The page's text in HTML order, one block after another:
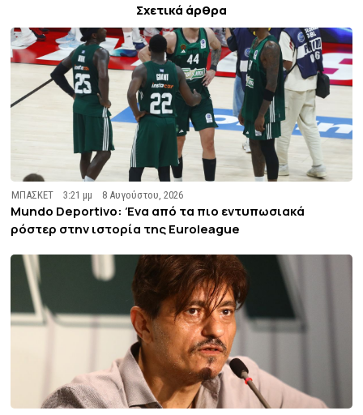
Σχετικά άρθρα
ΜΠΑΣΚΕΤ 3:21 μμ 8 Αυγούστου, 2026
Mundo Deportivo: Ένα από τα πιο εντυπωσιακά
ρόστερ στην ιστορία της Euroleague